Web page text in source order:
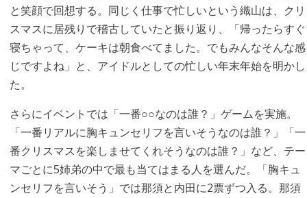
と笑顔で回想する。同じく仕事で忙しいという織山は、クリ
スマスに居残りで稽古していたと振り返り、「帰ったらすぐ
寝ちゃって、ケーキは朝食べてました。でもみんなそんな感
じですよね」と、アイドルとしての忙しい年末年始を明かし
た。
さらにイベントでは「一番○○なのは誰？」ゲームを実施。
「一番リアルに胸キュンセリフを言いそうなのは誰？」「一
番クリスマスを楽しませてくれそうなのは誰？」など、テー
マごとに5姉弟の中で最も当てはまる人を選んだ。「胸キュ
ンセリフを言いそう」では那須と内田に2票ずつ入る。那須